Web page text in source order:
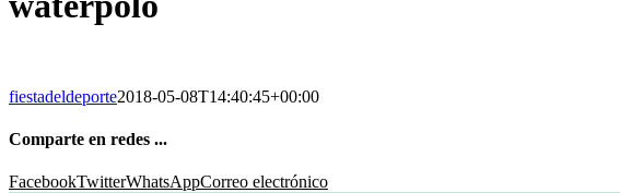
fiestadeldeporte2018-05-08T14:40:45+00:00
Comparte en redes ...
FacebookTwitterWhatsAppCorreo electrónico